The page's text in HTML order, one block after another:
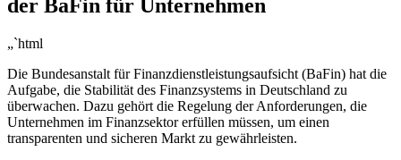
der BaFin für⁣ Unternehmen
„`html
Die Bundesanstalt⁣ für Finanzdienstleistungsaufsicht ‍(BaFin) hat die
Aufgabe, die⁣ Stabilität des Finanzsystems in Deutschland zu
überwachen. Dazu gehört die ⁢Regelung der Anforderungen, die
Unternehmen im Finanzsektor⁣ erfüllen müssen, ⁢um einen
transparenten und sicheren Markt zu gewährleisten.